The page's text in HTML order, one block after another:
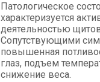
Патологическое
характеризуется
деятельностью
Сопутствующими
повышенная
глаз, подъем
снижение веса.